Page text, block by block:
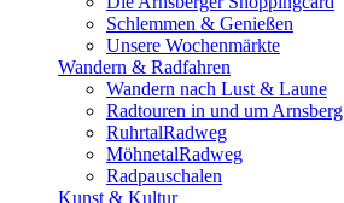
Schlemmen & Genießen
Unsere Wochenmärkte
Wandern & Radfahren
Wandern nach Lust & Laune
Radtouren in und um Arnsberg
RuhrtalRadweg
MöhnetalRadweg
Radpauschalen
Kunst & Kultur